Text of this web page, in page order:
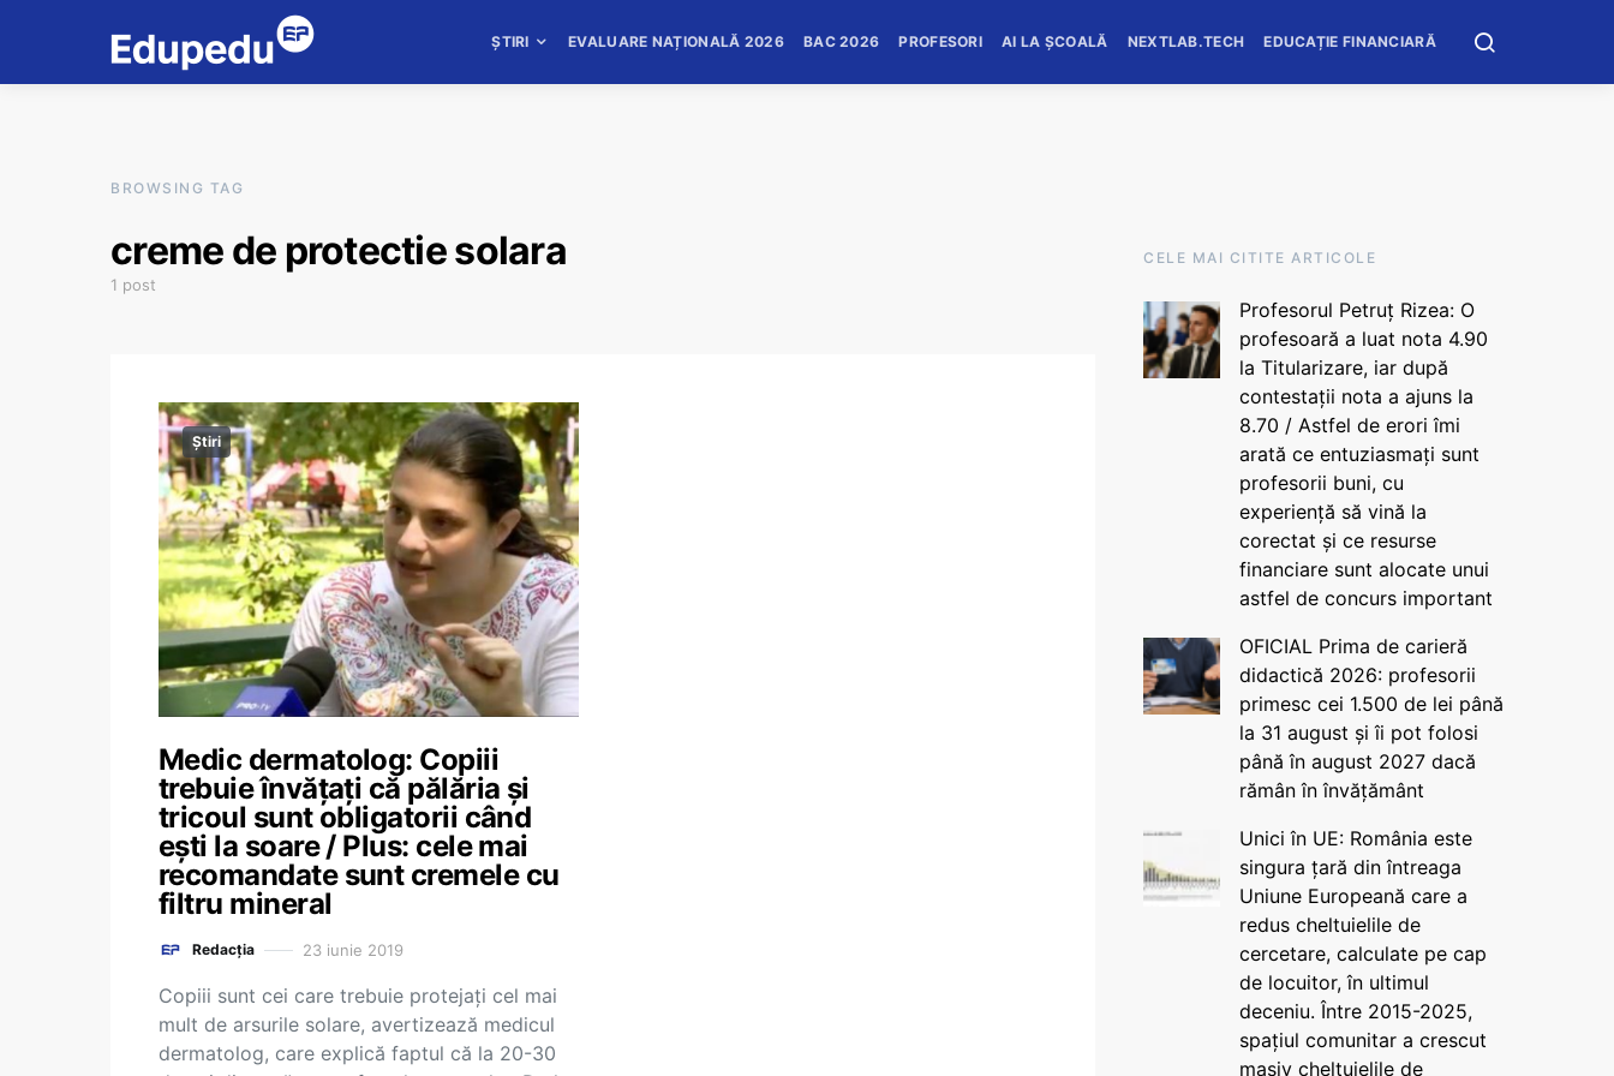
ȘTIRI EVALUARE NAȚIONALĂ 2026 BAC 2026 PROFESORI AI LA ȘCOALĂ NEXTLAB.TECH EDUCAȚIE FINANCIARĂ
BROWSING TAG
creme de protectie solara
1 post
Știri
Medic dermatolog: Copiii
trebuie învățați că pălăria și
tricoul sunt obligatorii când
ești la soare / Plus: cele mai
recomandate sunt cremele cu
filtru mineral
Redacția 23 iunie 2019
Copiii sunt cei care trebuie protejați cel mai
mult de arsurile solare, avertizează medicul
dermatolog, care explică faptul că la 20-30
CELE MAI CITITE ARTICOLE
Profesorul Petruț Rizea: O
profesoară a luat nota 4.90
la Titularizare, iar după
contestații nota a ajuns la
8.70 / Astfel de erori îmi
arată ce entuziasmați sunt
profesorii buni, cu
experiență să vină la
corectat și ce resurse
financiare sunt alocate unui
astfel de concurs important
OFICIAL Prima de carieră
didactică 2026: profesorii
primesc cei 1.500 de lei până
la 31 august și îi pot folosi
până în august 2027 dacă
rămân în învățământ
Unici în UE: România este
singura țară din întreaga
Uniune Europeană care a
redus cheltuielile de
cercetare, calculate pe cap
de locuitor, în ultimul
deceniu. Între 2015-2025,
spațiul comunitar a crescut
masiv cheltuielile de